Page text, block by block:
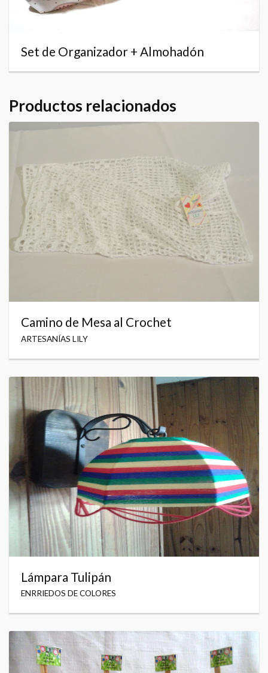
Set de Organizador + Almohadón
Productos relacionados
Camino de Mesa al Crochet
ARTESANÍAS LILY
Lámpara Tulipán
ENRRIEDOS DE COLORES